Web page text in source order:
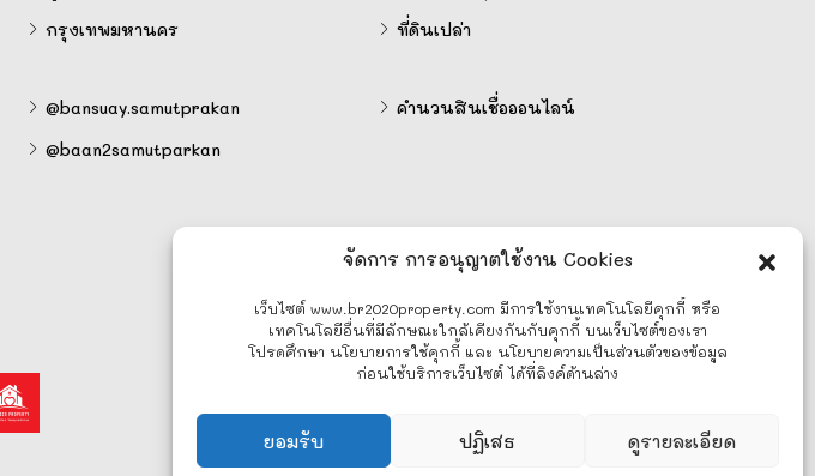
จัดการ การอนุญาตใช้งาน Cookies
เว็บไซต์ www.br2020property.com มีการใช้งานเทคโนโลยีคุกกี้ หรือ
เทคโนโลยีอื่นที่มีลักษณะใกล้เคียงกันกับคุกกี้ บนเว็บไซต์ของเรา
โปรดศึกษา นโยบายการใช้คุกกี้ และ นโยบายความเป็นส่วนตัวของข้อมูล
ก่อนใช้บริการเว็บไซต์ ได้ที่ลิงค์ด้านล่าง
ยอมรับ ปฏิเสธ ดูรายละเอียด
กรุงเทพมหานคร
@bansuay.samutprakan
@baan2samutparkan
ที่ดินเปล่า
คำนวนสินเชื่อออนไลน์